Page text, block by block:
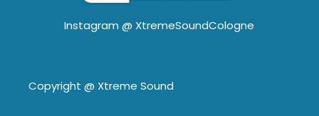
Instagram @ XtremeSoundCologne
Copyright @ Xtreme Sound